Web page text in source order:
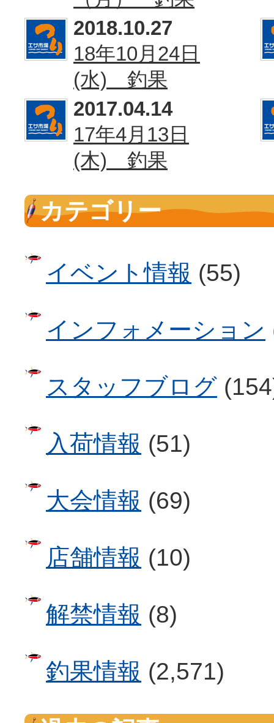
2018.10.27
18年10月24日
(水) 釣果
2017.04.14
17年4月13日
(木) 釣果
カテゴリー
イベント情報 (55)
インフォメーション
スタッフブログ
入荷情報 (51)
大会情報 (69)
店舗情報 (10)
解禁情報 (8)
釣果情報 (2,571)